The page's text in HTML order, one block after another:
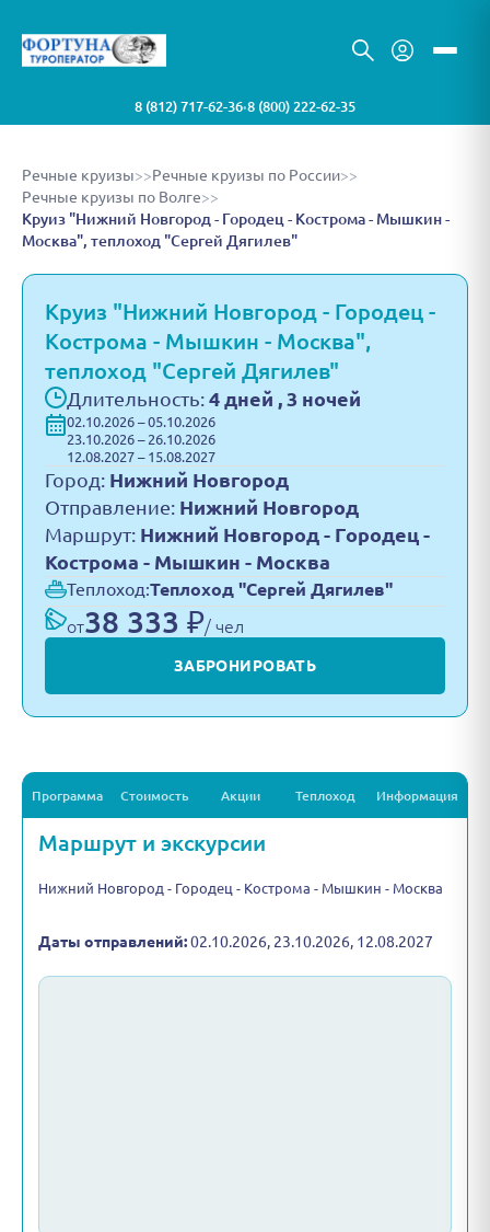
8 (812) 717-62-36•8 (800) 222-62-35
Речные круизы>>Речные круизы по России>>
Речные круизы по Волге>>
Круиз "Нижний Новгород - Городец - Кострома - Мышкин -
Москва", теплоход "Сергей Дягилев"
Круиз "Нижний Новгород - Городец -
Кострома - Мышкин - Москва",
теплоход "Сергей Дягилев"
Длительность: 4 дней , 3 ночей
02.10.2026 – 05.10.2026
23.10.2026 – 26.10.2026
12.08.2027 – 15.08.2027
Город: Нижний Новгород
Отправление: Нижний Новгород
Маршрут: Нижний Новгород - Городец -
Кострома - Мышкин - Москва
Теплоход:Теплоход "Сергей Дягилев"
от38 333 ₽/ чел
ЗАБРОНИРОВАТЬ
Программа Стоимость Акции Теплоход Информация
Маршрут и экскурсии
Нижний Новгород - Городец - Кострома - Мышкин - Москва
Даты отправлений:02.10.2026, 23.10.2026, 12.08.2027